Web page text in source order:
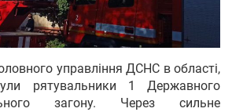
управління ДСНС в області,
рятувальники 1 Державного
загону. Через сильне